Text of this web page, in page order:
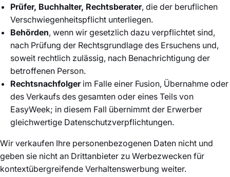
Prüfer, Buchhalter, Rechtsberater, die der beruflichen
Verschwiegenheitspflicht unterliegen.
Behörden, wenn wir gesetzlich dazu verpflichtet sind,
nach Prüfung der Rechtsgrundlage des Ersuchens und,
soweit rechtlich zulässig, nach Benachrichtigung der
betroffenen Person.
Rechtsnachfolgerim Falle einer Fusion, Übernahme oder
des Verkaufs des gesamten oder eines Teils von
EasyWeek; in diesem Fall übernimmt der Erwerber
gleichwertige Datenschutzverpflichtungen.
Wir verkaufen Ihre personenbezogenen Daten nicht und
geben sie nicht an Drittanbieter zu Werbezwecken für
kontextübergreifende Verhaltenswerbung weiter.